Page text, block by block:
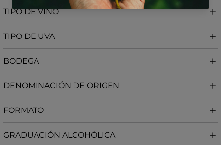
TIPO DE VINO
TIPO DE UVA
BODEGA
DENOMINACIÓN DE ORIGEN
FORMATO
GRADUACIÓN ALCOHÓLICA